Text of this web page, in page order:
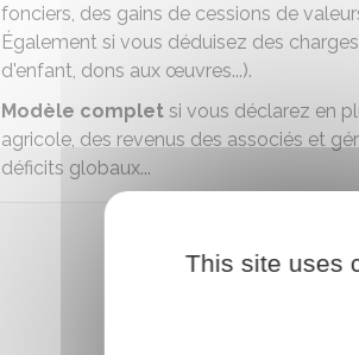
fonciers, des gains de cessions de
Également si vous déduisez des
d'enfant, dons aux œuvres...).
Modèle complet si vous déclarez en
agricole, des revenus des associés et
déficits globaux...
This site uses